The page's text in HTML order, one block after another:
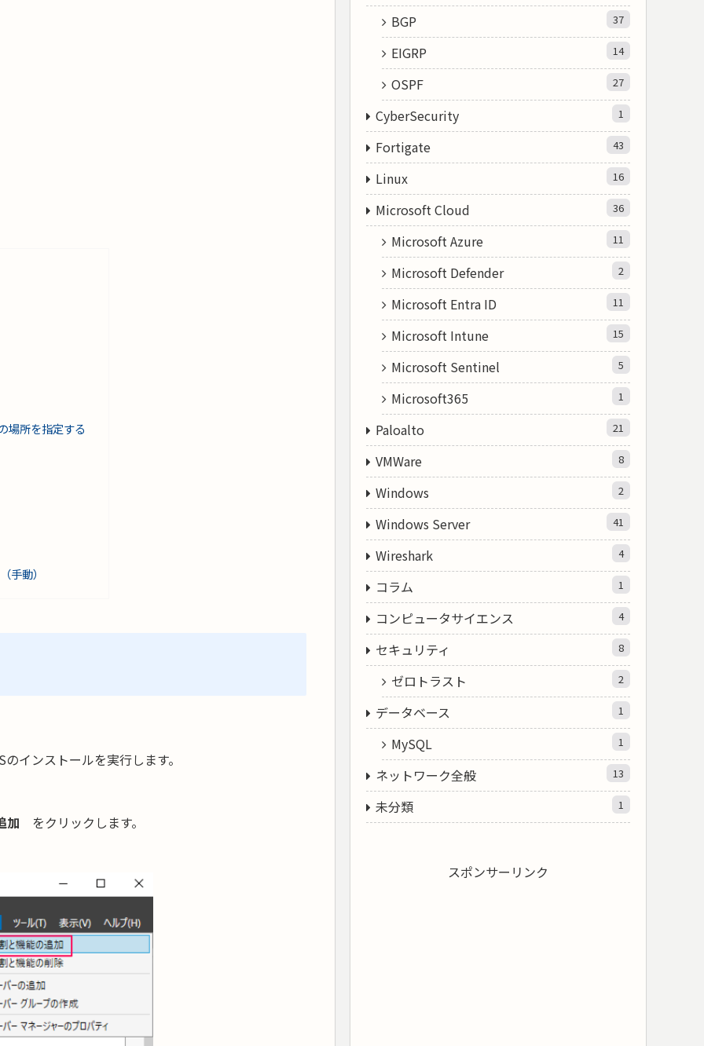
場所を指定する
手動）
インストールを実行します。
加 をクリックします。
BGP 37
EIGRP 14
OSPF 27
CyberSecurity 1
Fortigate 43
Linux 16
Microsoft Cloud 36
Microsoft Azure 11
Microsoft Defender 2
Microsoft Entra ID 11
Microsoft Intune 15
Microsoft Sentinel 5
Microsoft365 1
Paloalto 21
VMWare 8
Windows 2
Windows Server 41
Wireshark 4
コラム 1
コンピュータサイエンス 4
セキュリティ 8
ゼロトラスト 2
データベース 1
MySQL 1
ネットワーク全般 13
未分類 1
スポンサーリンク